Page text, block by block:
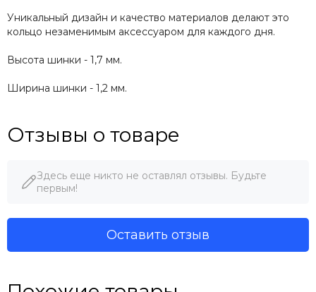
Уникальный дизайн и качество материалов делают это
кольцо незаменимым аксессуаром для каждого дня.
Высота шинки - 1,7 мм.
Ширина шинки - 1,2 мм.
Отзывы о товаре
Здесь еще никто не оставлял отзывы. Будьте
первым!
Оставить отзыв